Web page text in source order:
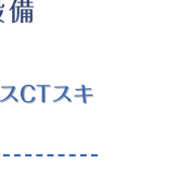
備
CTスキ